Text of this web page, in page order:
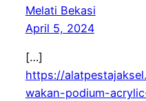
Melati Bekasi
April 5, 2024
[…]
https://
wakan-podium-